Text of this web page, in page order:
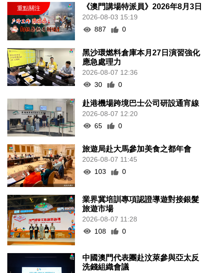
《澳門講場特派員》2026年8月3日
2026-08-03 15:19
887
0
黑沙環燃料倉庫本月27日演習強化
應急處理力
2026-08-07 12:36
30
0
赴港機場跨境巴士公司研設通宵線
2026-08-07 12:20
65
0
旅遊局赴大馬參加美食之都年會
2026-08-07 11:45
103
0
業界冀培訓專項認證導遊對接銀髮
旅遊市場
2026-08-07 11:28
108
0
中國澳門代表團赴汶萊參與亞太反
洗錢組織會議